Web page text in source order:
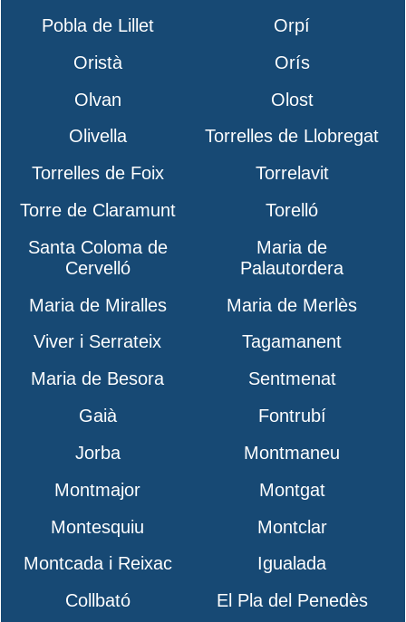
Pobla de Lillet
Orpí
Oristà
Orís
Olvan
Olost
Olivella
Torrelles de Llobregat
Torrelles de Foix
Torrelavit
Torre de Claramunt
Torelló
Santa Coloma de
Cervelló
Maria de
Palautordera
Maria de Miralles
Maria de Merlès
Viver i Serrateix
Tagamanent
Maria de Besora
Sentmenat
Gaià
Fontrubí
Jorba
Montmaneu
Montmajor
Montgat
Montesquiu
Montclar
Montcada i Reixac
Igualada
Collbató
El Pla del Penedès